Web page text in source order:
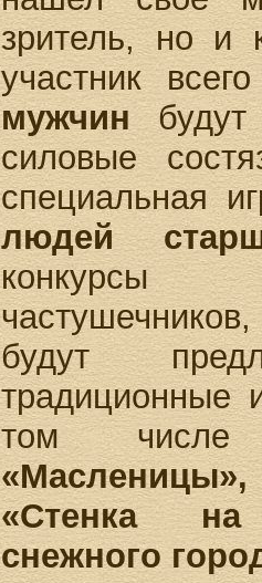
зритель, но и
участник
мужчинбудут
силовые
специальная
людей
будут
традиционные
том числе
«Стенка
снежного